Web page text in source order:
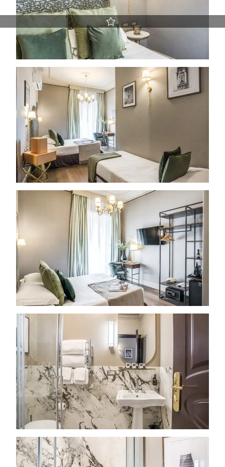
Miglior prezzo garantito
Early Check-in e Late Check-out previa disponibilità
La politica di cancellazione più vantaggiosa del Web